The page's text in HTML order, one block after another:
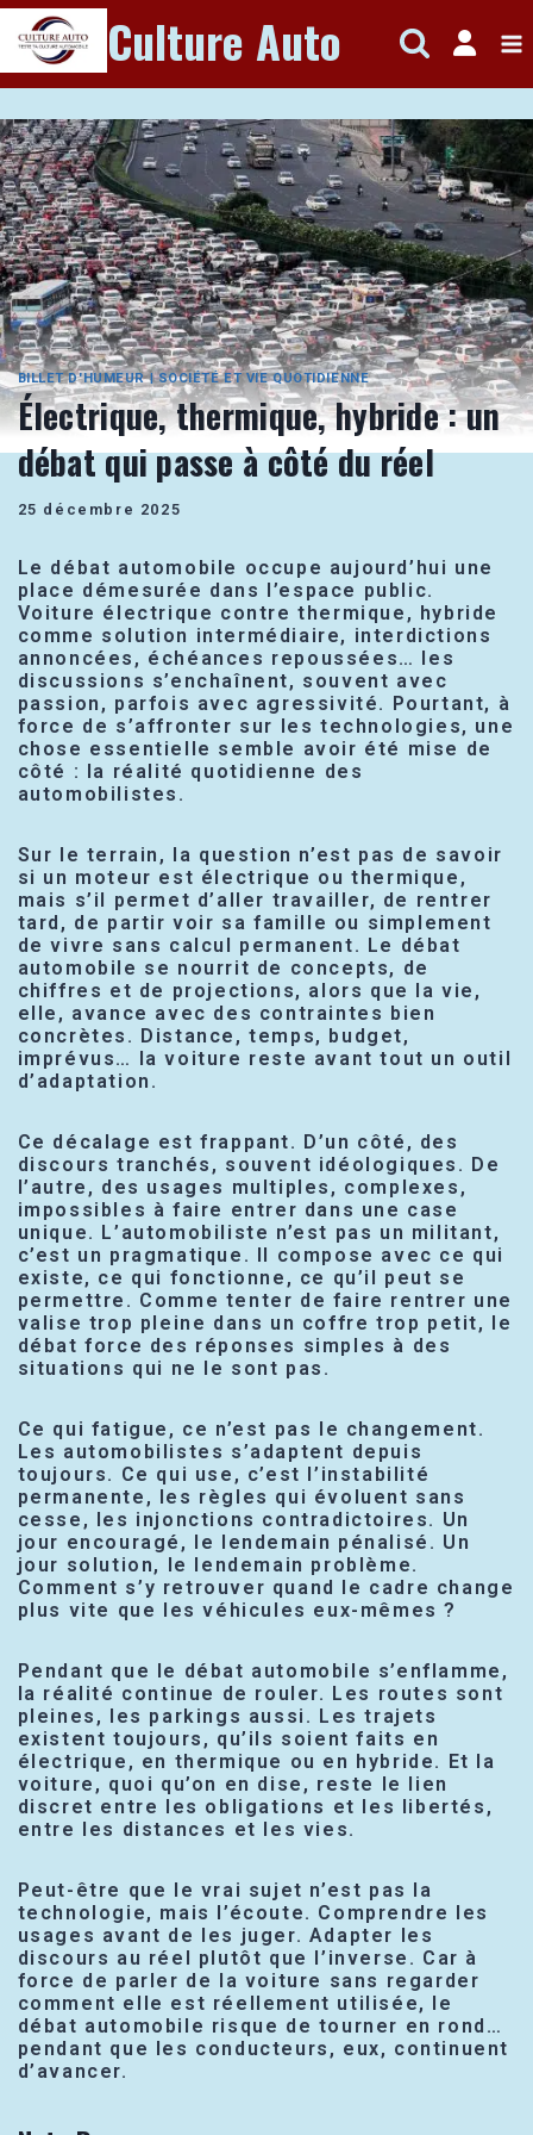
Aller
au
contenu
Culture Auto
BILLET D'HUMEUR|SOCIÉTÉ ET VIE QUOTIDIENNE
Électrique, thermique, hybride : un
débat qui passe à côté du réel
25 décembre 2025
Le débat automobile occupe aujourd’hui une
place démesurée dans l’espace public.
Voiture électrique contre thermique, hybride
comme solution intermédiaire, interdictions
annoncées, échéances repoussées… les
discussions s’enchaînent, souvent avec
passion, parfois avec agressivité. Pourtant, à
force de s’affronter sur les technologies, une
chose essentielle semble avoir été mise de
côté : la réalité quotidienne des
automobilistes.
Sur le terrain, la question n’est pas de savoir
si un moteur est électrique ou thermique,
mais s’il permet d’aller travailler, de rentrer
tard, de partir voir sa famille ou simplement
de vivre sans calcul permanent. Le débat
automobile se nourrit de concepts, de
chiffres et de projections, alors que la vie,
elle, avance avec des contraintes bien
concrètes. Distance, temps, budget,
imprévus… la voiture reste avant tout un outil
d’adaptation.
Ce décalage est frappant. D’un côté, des
discours tranchés, souvent idéologiques. De
l’autre, des usages multiples, complexes,
impossibles à faire entrer dans une case
unique. L’automobiliste n’est pas un militant,
c’est un pragmatique. Il compose avec ce qui
existe, ce qui fonctionne, ce qu’il peut se
permettre. Comme tenter de faire rentrer une
valise trop pleine dans un coffre trop petit, le
débat force des réponses simples à des
situations qui ne le sont pas.
Ce qui fatigue, ce n’est pas le changement.
Les automobilistes s’adaptent depuis
toujours. Ce qui use, c’est l’instabilité
permanente, les règles qui évoluent sans
cesse, les injonctions contradictoires. Un
jour encouragé, le lendemain pénalisé. Un
jour solution, le lendemain problème.
Comment s’y retrouver quand le cadre change
plus vite que les véhicules eux-mêmes ?
Pendant que le débat automobile s’enflamme,
la réalité continue de rouler. Les routes sont
pleines, les parkings aussi. Les trajets
existent toujours, qu’ils soient faits en
électrique, en thermique ou en hybride. Et la
voiture, quoi qu’on en dise, reste le lien
discret entre les obligations et les libertés,
entre les distances et les vies.
Peut-être que le vrai sujet n’est pas la
technologie, mais l’écoute. Comprendre les
usages avant de les juger. Adapter les
discours au réel plutôt que l’inverse. Car à
force de parler de la voiture sans regarder
comment elle est réellement utilisée, le
débat automobile risque de tourner en rond…
pendant que les conducteurs, eux, continuent
d’avancer.